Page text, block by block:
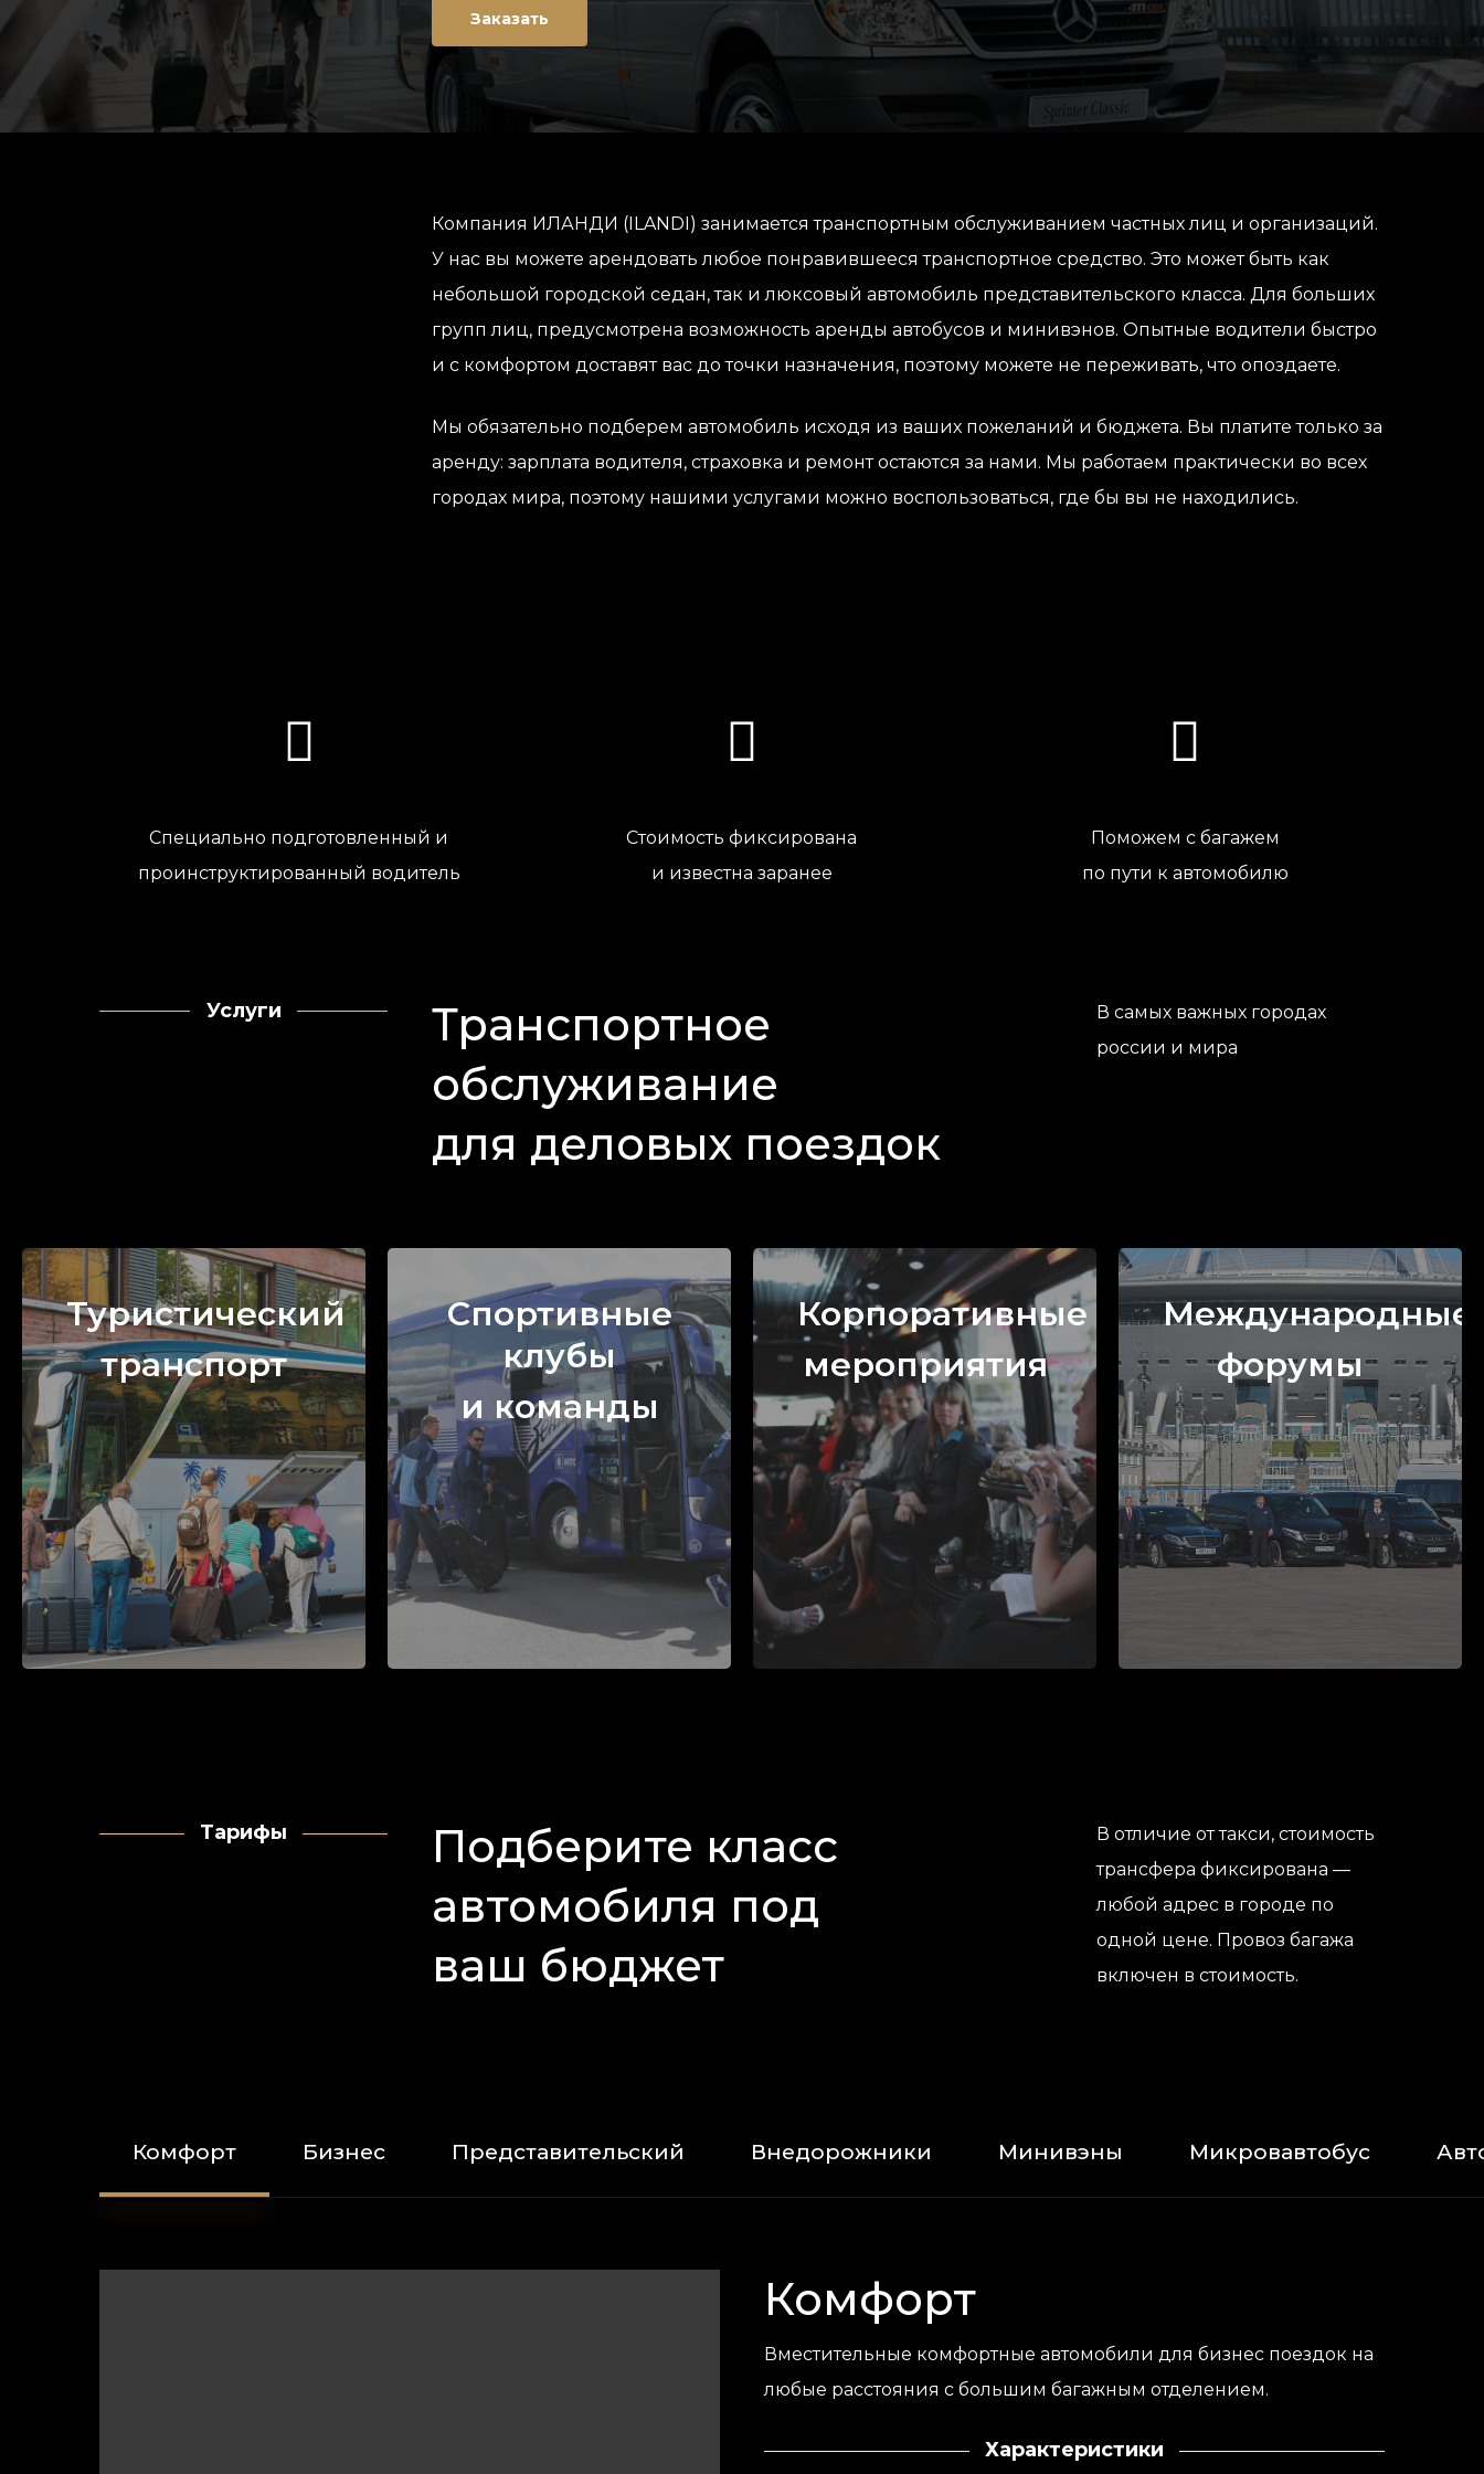
Заказать
Компания ИЛАНДИ (ILANDI) занимается транспортным обслуживанием частных лиц и организаций.
У нас вы можете арендовать любое понравившееся транспортное средство. Это может быть как
небольшой городской седан, так и люксовый автомобиль представительского класса. Для больших
групп лиц, предусмотрена возможность аренды автобусов и минивэнов. Опытные водители быстро
и с комфортом доставят вас до точки назначения, поэтому можете не переживать, что опоздаете.
Мы обязательно подберем автомобиль исходя из ваших пожеланий и бюджета. Вы платите только за
аренду: зарплата водителя, страховка и ремонт остаются за нами. Мы работаем практически во всех
городах мира, поэтому нашими услугами можно воспользоваться, где бы вы не находились.
Специально подготовленный и
проинструктированный водитель
Стоимость фиксирована
и известна заранее
Поможем с багажем
по пути к автомобилю
Услуги
Транспортное
обслуживание
для деловых поездок
В самых важных городах
россии и мира
Туристический
транспорт
Спортивные
клубы
и команды
Корпоративные
мероприятия
Международные
форумы
Тарифы
Подберите класс
автомобиля под
ваш бюджет
В отличие от такси, стоимость
трансфера фиксирована —
любой адрес в городе по
одной цене. Провоз багажа
включен в стоимость.
Комфорт Бизнес Представительский Внедорожники Минивэны Микровавтобус
Комфорт
Вместительные комфортные автомобили для бизнес поездок на
любые расстояния с большим багажным отделением.
Характеристики